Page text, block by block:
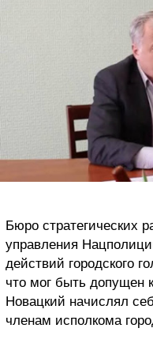
Бюро стратегических
управления
действий городского
что мог быть допущен
Новацкий начислял
членам исполкома